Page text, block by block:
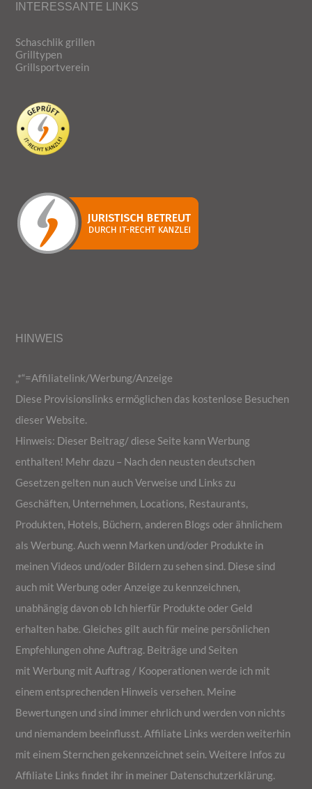
INTERESSANTE LINKS
Schaschlik grillen
Grilltypen
Grillsportverein
HINWEIS
„*“=Affiliatelink/Werbung/Anzeige
Diese Provisionslinks ermöglichen das kostenlose Besuchen
dieser Website.
Hinweis: Dieser Beitrag/ diese Seite kann Werbung
enthalten! Mehr dazu – Nach den neusten deutschen
Gesetzen gelten nun auch Verweise und Links zu
Geschäften, Unternehmen, Locations, Restaurants,
Produkten, Hotels, Büchern, anderen Blogs oder ähnlichem
als Werbung. Auch wenn Marken und/oder Produkte in
meinen Videos und/oder Bildern zu sehen sind. Diese sind
auch mit Werbung oder Anzeige zu kennzeichnen,
unabhängig davon ob Ich hierfür Produkte oder Geld
erhalten habe. Gleiches gilt auch für meine persönlichen
Empfehlungen ohne Auftrag. Beiträge und Seiten
mit Werbung mit Auftrag / Kooperationen werde ich mit
einem entsprechenden Hinweis versehen. Meine
Bewertungen und sind immer ehrlich und werden von nichts
und niemandem beeinflusst. Affiliate Links werden weiterhin
mit einem Sternchen gekennzeichnet sein. Weitere Infos zu
Affiliate Links findet ihr in meiner Datenschutzerklärung.